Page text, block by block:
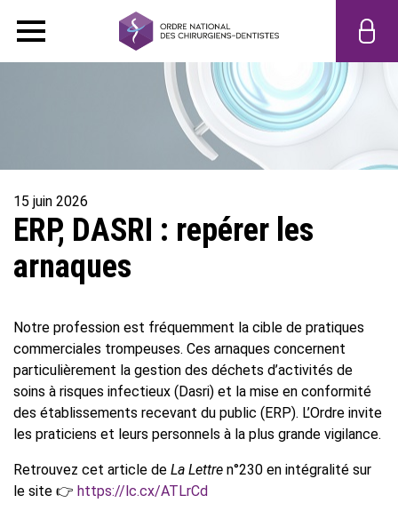
15 juin 2026
ERP, DASRI : repérer les
arnaques
Notre profession est fréquemment la cible de pratiques
commerciales trompeuses. Ces arnaques concernent
particulièrement la gestion des déchets d’activités de
soins à risques infectieux (Dasri) et la mise en conformité
des établissements recevant du public (ERP). L’Ordre invite
les praticiens et leurs personnels à la plus grande vigilance.
Retrouvez cet article de La Lettre n°230 en intégralité sur
le site 👉 https://lc.cx/ATLrCd